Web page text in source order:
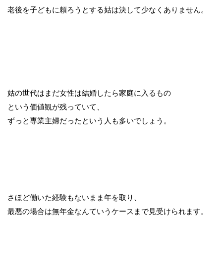
老後を子どもに頼ろうとする姑は決して少なくありません。
姑の世代はまだ女性は結婚したら家庭に入るもの
という価値観が残っていて、
ずっと専業主婦だったという人も多いでしょう。
さほど働いた経験もないまま年を取り、
最悪の場合は無年金なんていうケースまで見受けられます。